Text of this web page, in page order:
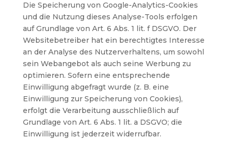
Die Speicherung von Google-Analytics-Cookies
und die Nutzung dieses Analyse-Tools erfolgen
auf Grundlage von Art. 6 Abs. 1 lit. f DSGVO. Der
Websitebetreiber hat ein berechtigtes Interesse
an der Analyse des Nutzerverhaltens, um sowohl
sein Webangebot als auch seine Werbung zu
optimieren. Sofern eine entsprechende
Einwilligung abgefragt wurde (z. B. eine
Einwilligung zur Speicherung von Cookies),
erfolgt die Verarbeitung ausschließlich auf
Grundlage von Art. 6 Abs. 1 lit. a DSGVO; die
Einwilligung ist jederzeit widerrufbar.